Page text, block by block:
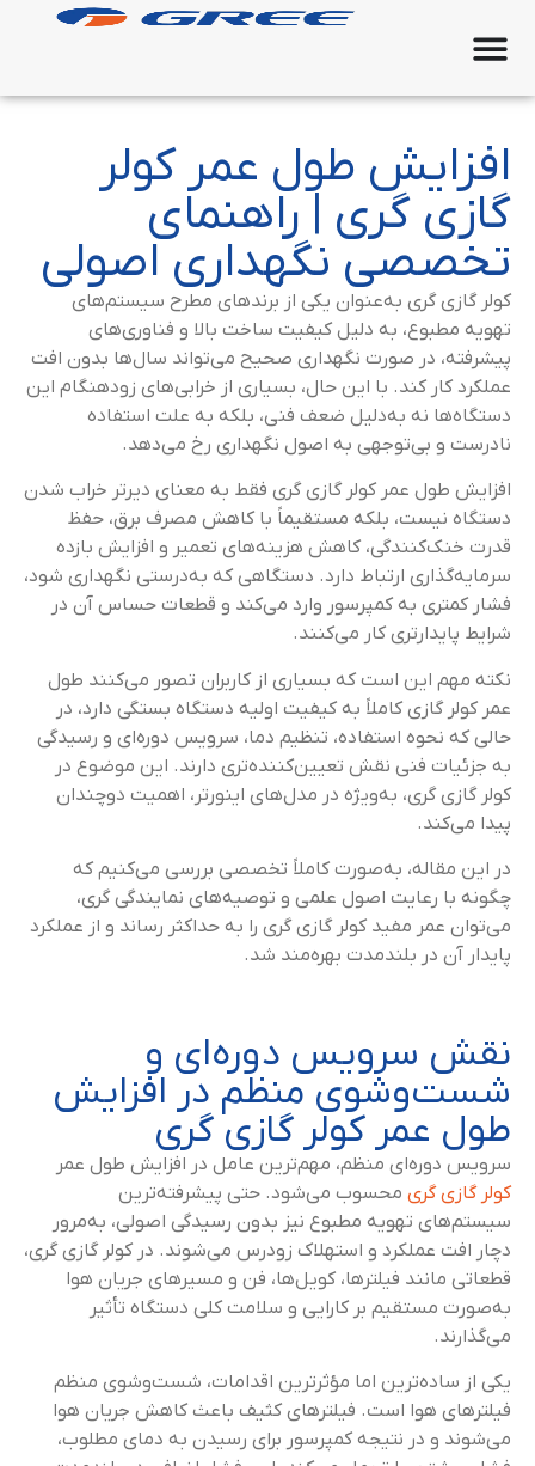
افزایش طول عمر کولر
گازی گری | راهنمای
تخصصی نگهداری اصولی
کولر گازی گری به‌عنوان یکی از برندهای مطرح سیستم‌های
تهویه مطبوع، به دلیل کیفیت ساخت بالا و فناوری‌های
پیشرفته، در صورت نگهداری صحیح می‌تواند سال‌ها بدون افت
عملکرد کار کند. با این حال، بسیاری از خرابی‌های زودهنگام این
دستگاه‌ها نه به‌دلیل ضعف فنی، بلکه به علت استفاده
نادرست و بی‌توجهی به اصول نگهداری رخ می‌دهد.
افزایش طول عمر کولر گازی گری فقط به معنای دیرتر خراب شدن
دستگاه نیست، بلکه مستقیماً با کاهش مصرف برق، حفظ
قدرت خنک‌کنندگی، کاهش هزینه‌های تعمیر و افزایش بازده
سرمایه‌گذاری ارتباط دارد. دستگاهی که به‌درستی نگهداری شود،
فشار کمتری به کمپرسور وارد می‌کند و قطعات حساس آن در
شرایط پایدار‌تری کار می‌کنند.
نکته مهم این است که بسیاری از کاربران تصور می‌کنند طول
عمر کولر گازی کاملاً به کیفیت اولیه دستگاه بستگی دارد، در
حالی که نحوه استفاده، تنظیم دما، سرویس دوره‌ای و رسیدگی
به جزئیات فنی نقش تعیین‌کننده‌تری دارند. این موضوع در
کولر گازی گری، به‌ویژه در مدل‌های اینورتر، اهمیت دوچندان
پیدا می‌کند.
در این مقاله، به‌صورت کاملاً تخصصی بررسی می‌کنیم که
چگونه با رعایت اصول علمی و توصیه‌های نمایندگی گری،
می‌توان عمر مفید کولر گازی گری را به حداکثر رساند و از عملکرد
پایدار آن در بلندمدت بهره‌مند شد.
نقش سرویس دوره‌ای و
شست‌وشوی منظم در افزایش
طول عمر کولر گازی گری
سرویس دوره‌ای منظم، مهم‌ترین عامل در افزایش طول عمر
کولر گازی گری محسوب می‌شود. حتی پیشرفته‌ترین
سیستم‌های تهویه مطبوع نیز بدون رسیدگی اصولی، به‌مرور
دچار افت عملکرد و استهلاک زودرس می‌شوند. در کولر گازی گری،
قطعاتی مانند فیلترها، کویل‌ها، فن و مسیرهای جریان هوا
به‌صورت مستقیم بر کارایی و سلامت کلی دستگاه تأثیر
می‌گذارند.
یکی از ساده‌ترین اما مؤثرترین اقدامات، شست‌وشوی منظم
فیلترهای هوا است. فیلترهای کثیف باعث کاهش جریان هوا
می‌شوند و در نتیجه کمپرسور برای رسیدن به دمای مطلوب،